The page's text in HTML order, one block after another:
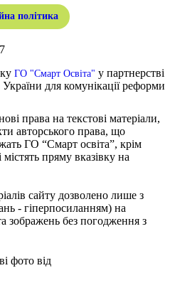
політика
ГО "Смарт Освіта" у партнерстві
для комунікації реформи
права на текстові матеріали,
авторського права, що
ГО “Смарт освіта”, крім
містять пряму вказівку на
сайту дозволено лише з
- гіперпосиланням) на
зображень без погодження з
фото від